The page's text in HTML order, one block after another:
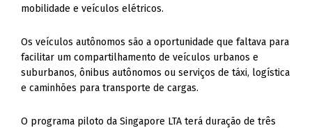
mobilidade e veículos elétricos.
Os veículos autônomos são a oportunidade que faltava para
facilitar um compartilhamento de veículos urbanos e
suburbanos, ônibus autônomos ou serviços de táxi, logística
e caminhões para transporte de cargas.
O programa piloto da Singapore LTA terá duração de três